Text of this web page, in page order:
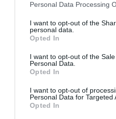
Personal Data Processing
I want to opt-out of the
personal data.
Opted In
I want to opt-out of the
Personal Data.
Opted In
I want to opt-out of
Personal Data for Targeted
Opted In
Pointe‑à‑Pitre – Panama City
histoire de l'aviation
LIRE